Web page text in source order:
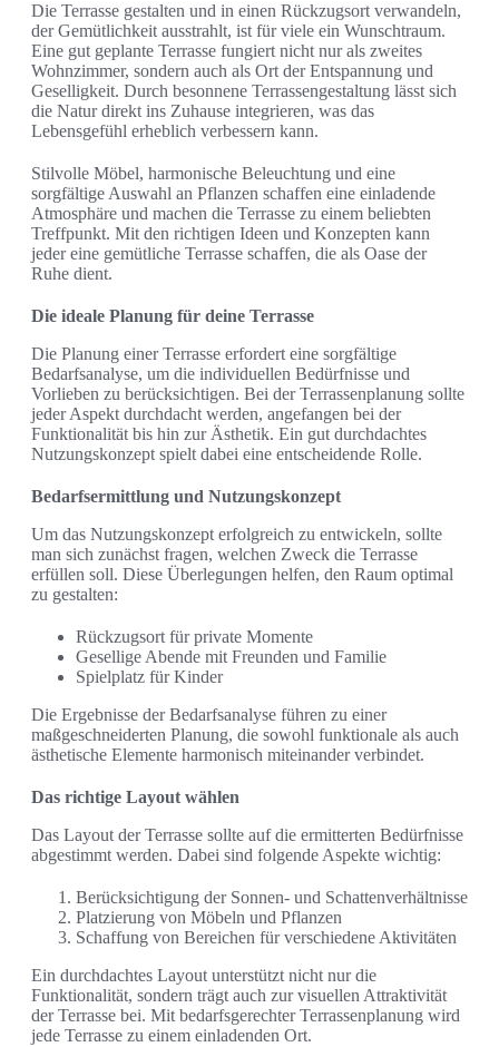
Die Terrasse gestalten und in einen Rückzugsort verwandeln,
der Gemütlichkeit ausstrahlt, ist für viele ein Wunschtraum.
Eine gut geplante Terrasse fungiert nicht nur als zweites
Wohnzimmer, sondern auch als Ort der Entspannung und
Geselligkeit. Durch besonnene Terrassengestaltung lässt sich
die Natur direkt ins Zuhause integrieren, was das
Lebensgefühl erheblich verbessern kann.
Stilvolle Möbel, harmonische Beleuchtung und eine
sorgfältige Auswahl an Pflanzen schaffen eine einladende
Atmosphäre und machen die Terrasse zu einem beliebten
Treffpunkt. Mit den richtigen Ideen und Konzepten kann
jeder eine gemütliche Terrasse schaffen, die als Oase der
Ruhe dient.
Die ideale Planung für deine Terrasse
Die Planung einer Terrasse erfordert eine sorgfältige
Bedarfsanalyse, um die individuellen Bedürfnisse und
Vorlieben zu berücksichtigen. Bei der Terrassenplanung sollte
jeder Aspekt durchdacht werden, angefangen bei der
Funktionalität bis hin zur Ästhetik. Ein gut durchdachtes
Nutzungskonzept spielt dabei eine entscheidende Rolle.
Bedarfsermittlung und Nutzungskonzept
Um das Nutzungskonzept erfolgreich zu entwickeln, sollte
man sich zunächst fragen, welchen Zweck die Terrasse
erfüllen soll. Diese Überlegungen helfen, den Raum optimal
zu gestalten:
Rückzugsort für private Momente
Gesellige Abende mit Freunden und Familie
Spielplatz für Kinder
Die Ergebnisse der Bedarfsanalyse führen zu einer
maßgeschneiderten Planung, die sowohl funktionale als auch
ästhetische Elemente harmonisch miteinander verbindet.
Das richtige Layout wählen
Das Layout der Terrasse sollte auf die ermitterten Bedürfnisse
abgestimmt werden. Dabei sind folgende Aspekte wichtig:
Berücksichtigung der Sonnen- und Schattenverhältnisse
Platzierung von Möbeln und Pflanzen
Schaffung von Bereichen für verschiedene Aktivitäten
Ein durchdachtes Layout unterstützt nicht nur die
Funktionalität, sondern trägt auch zur visuellen Attraktivität
der Terrasse bei. Mit bedarfsgerechter Terrassenplanung wird
jede Terrasse zu einem einladenden Ort.